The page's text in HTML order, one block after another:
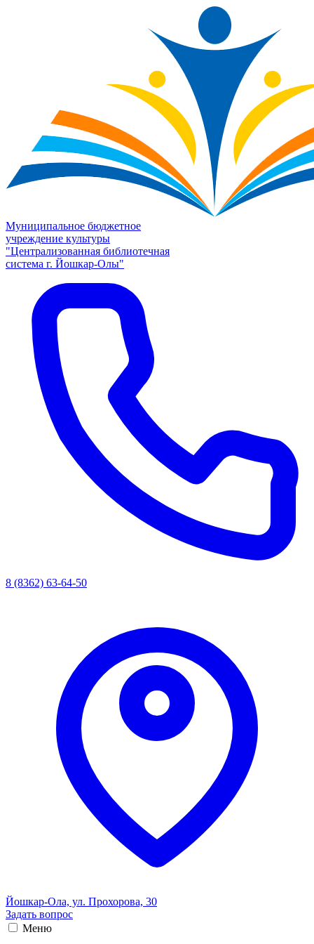
Муниципальное бюджетное
учреждение культуры
"Централизованная библиотечная
система г. Йошкар-Олы"
8 (8362) 63-64-50
Йошкар-Ола, ул. Прохорова, 30
Задать вопрос
Меню